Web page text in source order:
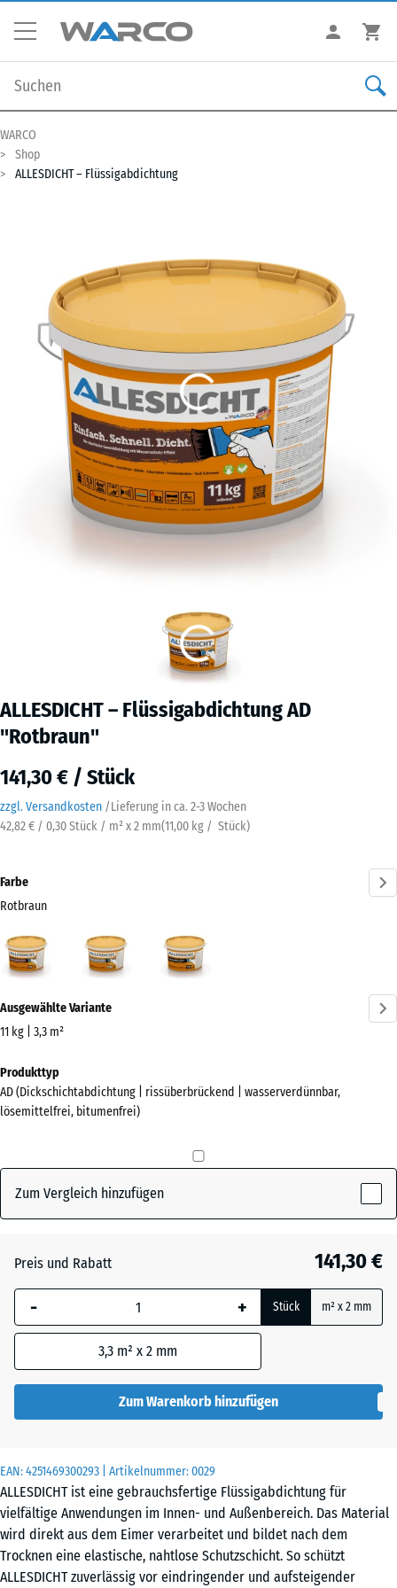
WARCO
Shop
ALLESDICHT – Flüssigabdichtung
ALLESDICHT – Flüssigabdichtung AD
"Rotbraun"
141,30 € / Stück
zzgl. Versandkosten /Lieferung in ca. 2-3 Wochen
42,82 € / 0,30 Stück / m² x 2 mm(11,00 kg / Stück)
EAN:4251469300293 | Artikelnummer:0029
ALLESDICHT ist eine gebrauchsfertige Flüssigabdichtung für
vielfältige Anwendungen im Innen- und Außenbereich. Das Material
wird direkt aus dem Eimer verarbeitet und bildet nach dem
Trocknen eine elastische, nahtlose Schutzschicht. So schützt
ALLESDICHT zuverlässig vor eindringender und aufsteigender
Farbe
Rotbraun
Rotbraun
(active)
Informationen
zu
Farben?
Farbpalette
Rotbraun(active)
Ausgewählte Variante
11 kg | 3,3 m²
Abmessungen
für
den
x
266
Die gewählte, blau
umrandete
Abmessung wird
Produktdaten nicht
anders angegeben)
für die
11
kg
|
3,3
m²
Produkttyp
AD (Dickschichtabdichtung | rissüberbrückend | wasserverdünnbar,
lösemittelfrei, bitumenfrei)
Zum Vergleich hinzufügen
Preis und Rabatt 141,30 €
- + Stück m² x 2 mm
3,3 m² x 2 mm
Zum Warenkorb hinzufügen